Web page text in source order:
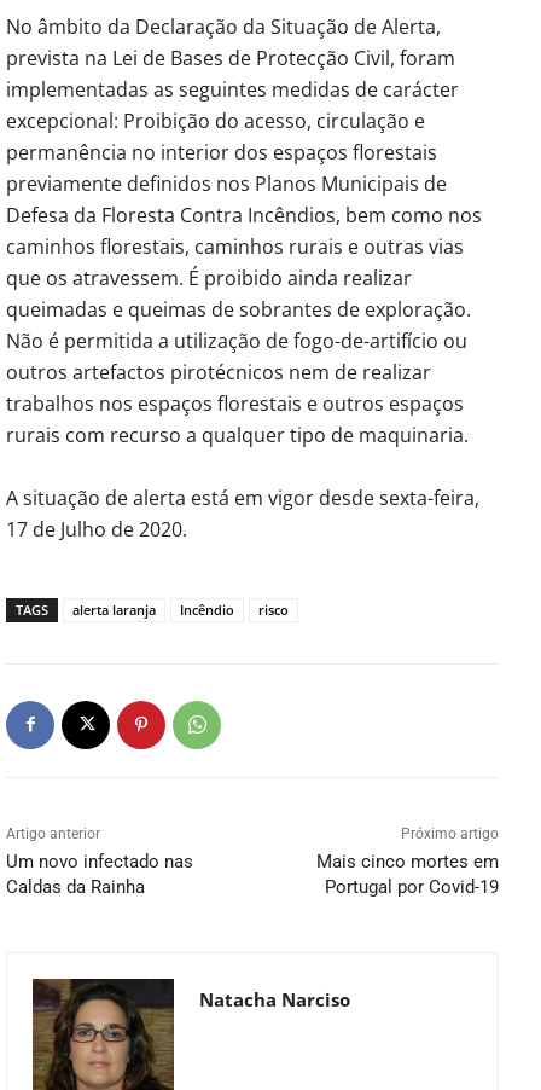
No âmbito da Declaração da Situação de Alerta,
prevista na Lei de Bases de Protecção Civil, foram
implementadas as seguintes medidas de carácter
excepcional: Proibição do acesso, circulação e
permanência no interior dos espaços florestais
previamente definidos nos Planos Municipais de
Defesa da Floresta Contra Incêndios, bem como nos
caminhos florestais, caminhos rurais e outras vias
que os atravessem. É proibido ainda realizar
queimadas e queimas de sobrantes de exploração.
Não é permitida a utilização de fogo-de-artifício ou
outros artefactos pirotécnicos nem de realizar
trabalhos nos espaços florestais e outros espaços
rurais com recurso a qualquer tipo de maquinaria.
A situação de alerta está em vigor desde sexta-feira,
17 de Julho de 2020.
TAGS alerta laranja Incêndio risco
Artigo anterior
Um novo infectado nas
Caldas da Rainha
Próximo artigo
Mais cinco mortes em
Portugal por Covid-19
Natacha Narciso